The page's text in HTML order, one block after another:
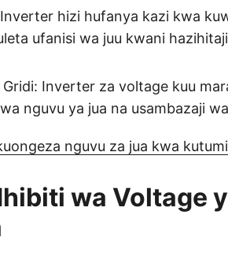
hizi hufanya kazi kwa
ufanisi wa juu kwani
Inverter za voltage kuu
nguvu ya jua na usambazaji
nguvu za jua kwa
wa Voltage